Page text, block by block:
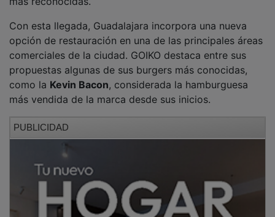
opción de restauración en una de las principales áreas
comerciales de la ciudad. GOIKO destaca entre sus
propuestas algunas de sus burgers más conocidas,
como laKevin Bacon, considerada la hamburguesa
más vendida de la marca desde sus inicios.
La empresa subraya que esta apertura supone un
nuevo hito en su plan de crecimiento nacional y un
paso más en su objetivo de acercar su oferta a nuevos
consumidores.
GOIKO nació enMadrid en 2013como una empresa